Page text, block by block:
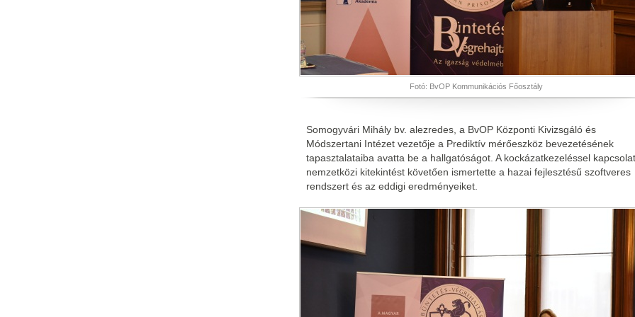
Fotó: BvOP Kommunikációs Főosztály
Somogyvári Mihály bv. alezredes, a BvOP Központi Kivizsgáló és
Módszertani Intézet vezetője a Prediktív mérőeszköz bevezetésének
tapasztalataiba avatta be a hallgatóságot. A kockázatkezeléssel
nemzetközi kitekintést követően ismertette a hazai fejlesztésű szoftveres
rendszert és az eddigi eredményeiket.